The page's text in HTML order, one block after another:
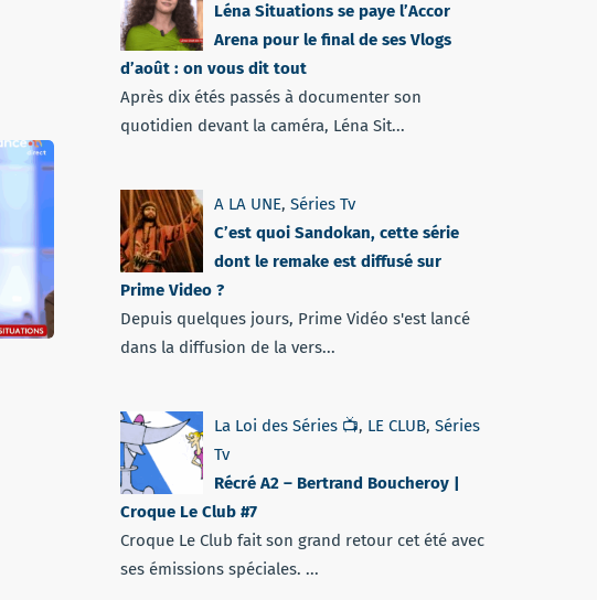
Léna Situations se paye l’Accor
Arena pour le final de ses Vlogs
d’août : on vous dit tout
Après dix étés passés à documenter son
quotidien devant la caméra, Léna Sit...
A LA UNE, Séries Tv
C’est quoi Sandokan, cette série
dont le remake est diffusé sur
Prime Video ?
Depuis quelques jours, Prime Vidéo s'est lancé
dans la diffusion de la vers...
La Loi des Séries 📺, LE CLUB, Séries
Tv
Récré A2 – Bertrand Boucheroy |
Croque Le Club #7
Croque Le Club fait son grand retour cet été avec
ses émissions spéciales. ...